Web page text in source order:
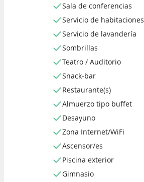
Sala de conferencias
Servicio de habitaciones
Servicio de lavandería
Sombrillas
Teatro / Auditorio
Snack-bar
Restaurante(s)
Almuerzo tipo buffet
Desayuno
Zona Internet/WiFi
Ascensor/es
Piscina exterior
Gimnasio